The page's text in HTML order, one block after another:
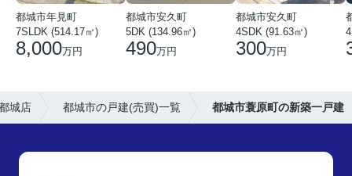
都城市年見町
7SLDK (514.17㎡)
8,000万円
都城市安久町
5DK (134.96㎡)
490万円
都城市安久町
4SDK (91.63㎡)
300万円
城店 都城市の戸建(売買)一覧 都城市蓑原町の新築一戸建